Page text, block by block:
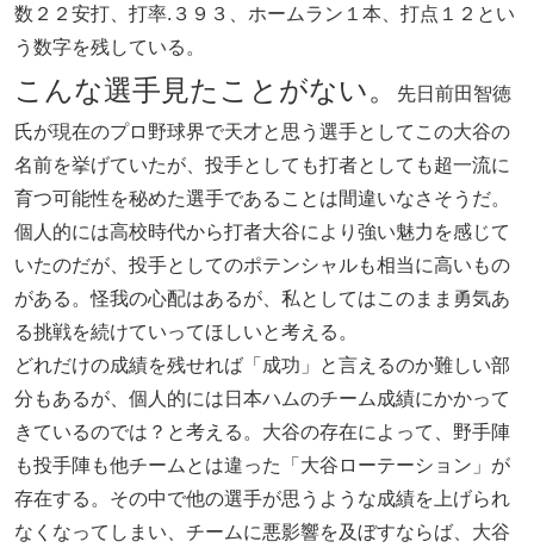
数２２安打、打率.３９３、ホームラン１本、打点１２とい
う数字を残している。
こんな選手見たことがない。
先日前田智徳
氏が現在のプロ野球界で天才と思う選手としてこの大谷の
名前を挙げていたが、投手としても打者としても超一流に
育つ可能性を秘めた選手であることは間違いなさそうだ。
個人的には高校時代から打者大谷により強い魅力を感じて
いたのだが、投手としてのポテンシャルも相当に高いもの
がある。怪我の心配はあるが、私としてはこのまま勇気あ
る挑戦を続けていってほしいと考える。
どれだけの成績を残せれば「成功」と言えるのか難しい部
分もあるが、個人的には日本ハムのチーム成績にかかって
きているのでは？と考える。大谷の存在によって、野手陣
も投手陣も他チームとは違った「大谷ローテーション」が
存在する。その中で他の選手が思うような成績を上げられ
なくなってしまい、チームに悪影響を及ぼすならば、大谷